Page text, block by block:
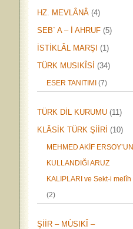
HZ. MEVLÂNÂ (4)
SEB` A – İ AHRUF (5)
İSTİKLÂL MARŞI (1)
TÜRK MUSIKÎSİ (34)
ESER TANITIMI (7)
TÜRK DİL KURUMU (11)
KLÂSİK TÜRK ŞİİRİ (10)
MEHMED AKİF ERSOY’UN
KULLANDIĞI ARUZ
KALIPLARI ve Sekt-i melîh
(2)
ŞİİR – MÙSIKÎ –